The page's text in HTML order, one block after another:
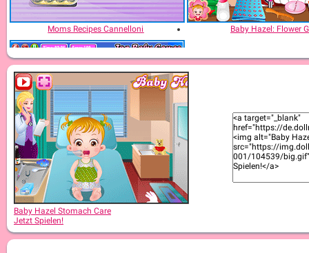
Moms Recipes Cannelloni Baby Hazel: Flower
Baby Hazel Goes Sick
Baby Hazel Stomach Care
Jetzt Spielen!